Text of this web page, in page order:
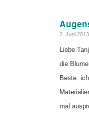
sagte:
2. Juni
Liebe
die
Beste:
mal